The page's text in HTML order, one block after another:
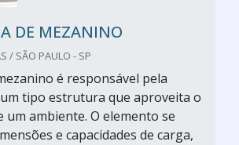
DE MEZANINO
/ SÃO PAULO - SP
é responsável pela
tipo estrutura que aproveita o
um ambiente. O elemento se
e capacidades de carga,